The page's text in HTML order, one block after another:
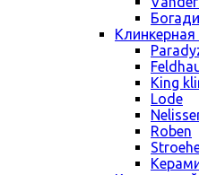
Клинкерная
King
Lode
Roben